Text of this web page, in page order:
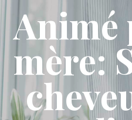
Animé
mère: